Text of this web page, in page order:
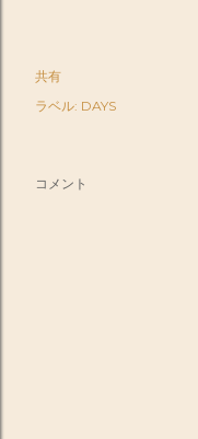
共有
ラベル: DAYS
コメント